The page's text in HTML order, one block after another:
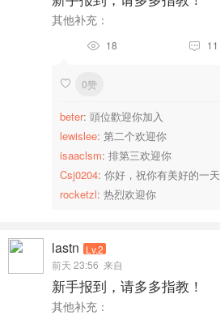
其他补充：
 18  11
 0赞
beter: 頭位歡迎你加入
lewislee: 第二个欢迎你
isaaclsm: 排第三欢迎你
Csj0204: 你好，祝你有美好的一天
rocketzl: 热烈欢迎你
lastn Lv.2
前天 23:56 来自
新手报到，请多多指教！
其他补充：